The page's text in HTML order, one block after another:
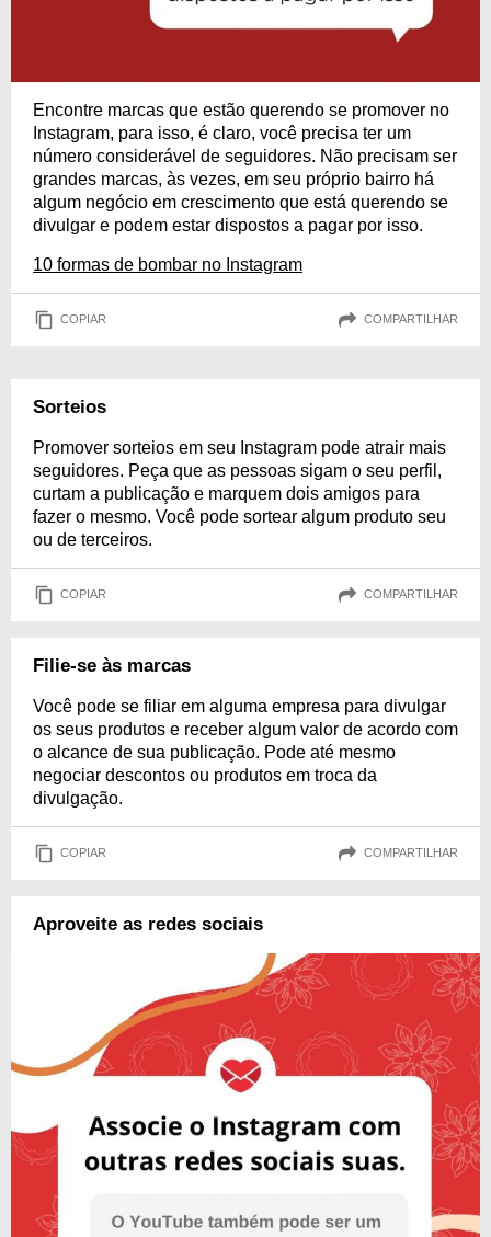
Encontre marcas que estão querendo se promover no
Instagram, para isso, é claro, você precisa ter um
número considerável de seguidores. Não precisam ser
grandes marcas, às vezes, em seu próprio bairro há
algum negócio em crescimento que está querendo se
divulgar e podem estar dispostos a pagar por isso.
10 formas de bombar no Instagram
COPIAR COMPARTILHAR
Sorteios
Promover sorteios em seu Instagram pode atrair mais
seguidores. Peça que as pessoas sigam o seu perfil,
curtam a publicação e marquem dois amigos para
fazer o mesmo. Você pode sortear algum produto seu
ou de terceiros.
COPIAR COMPARTILHAR
Filie-se às marcas
Você pode se filiar em alguma empresa para divulgar
os seus produtos e receber algum valor de acordo com
o alcance de sua publicação. Pode até mesmo
negociar descontos ou produtos em troca da
divulgação.
COPIAR COMPARTILHAR
Aproveite as redes sociais